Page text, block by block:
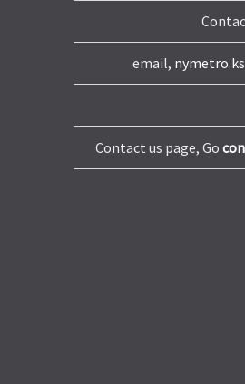
email,
Contact us page, Go